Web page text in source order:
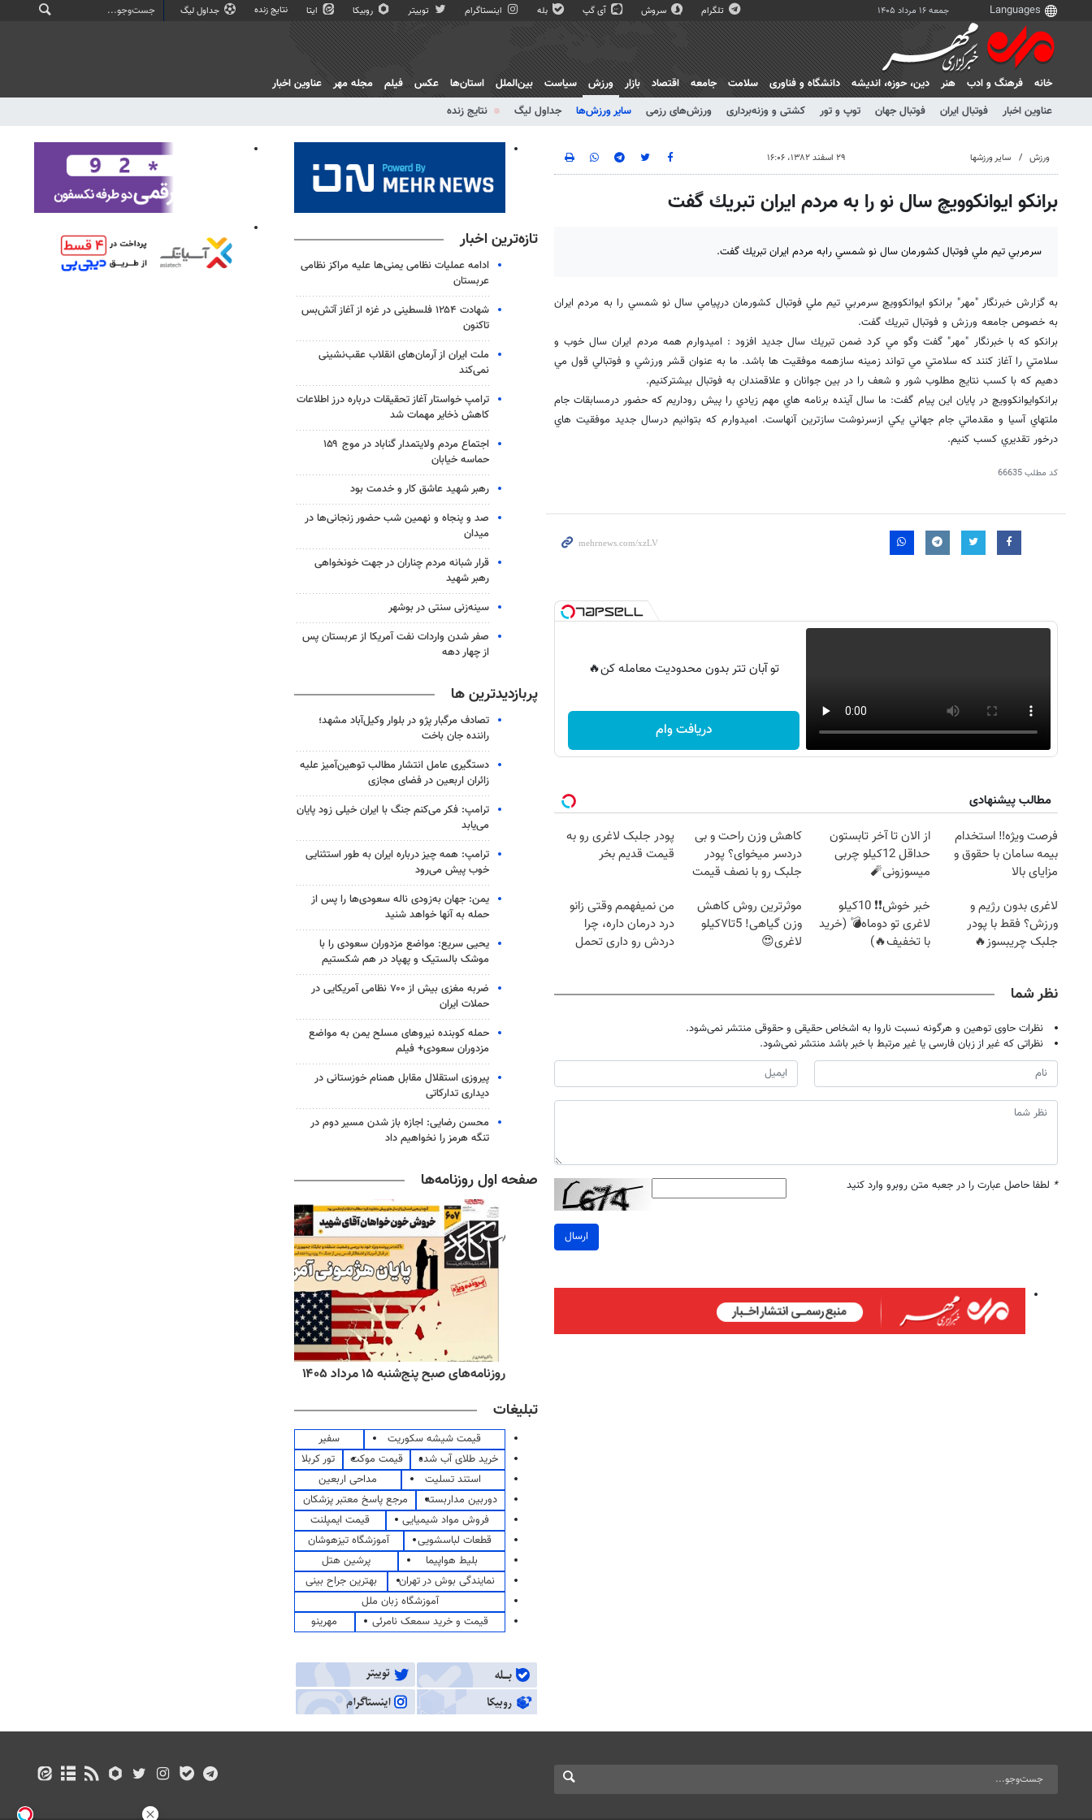
جمعه ۱۶ مرداد ۱۴۰۵ تلگرام سروش آی گپ بله اینستاگرام توییتر روبیکا ایتا نتایج زنده جداول لیگ
خانه فرهنگ و ادب هنر دين، حوزه، انديشه دانشگاه و فناوری سلامت جامعه اقتصاد بازار
ورزش
عناوین اخبار
فوتبال ایران فوتبال جهان توپ و تور کشتی و وزنه‌برداری ورزش‌های رزمی سایر ورزش‌ها جداول لیگ نتایج زنده
سیاست بین‌الملل استان‌ها عکس فیلم مجله مهر عناوین اخبار
ورزش سایر ورزشها ۲۹ اسفند ۱۳۸۲، ۱۶:۰۶
برانكو ايوانكوويچ سال نو را به مردم ايران تبريك گفت
سرمربي تيم ملي فوتبال كشورمان سال نو شمسي رابه مردم ايران تبريك گفت.
به گزارش خبرنگار "مهر" برانكو ايوانكوويچ سرمربي تيم ملي فوتبال كشورمان درپيامي سال نو شمسي را به مردم ايران
به خصوص جامعه ورزش و فوتبال تبريك گفت.
برانكو كه با خبرنگار "مهر" گفت وگو مي كرد ضمن تبريك سال جديد افزود : اميدوارم همه مردم ايران سال خوب و
سلامتي را آغاز كنند كه سلامتي مي تواند زمينه سازهمه موفقيت ها باشد. ما به عنوان قشر ورزشي و فوتبالي قول مي
دهيم كه با كسب نتايج مطلوب شور و شعف را در بين جوانان و علاقمندان به فوتبال بيشتركنيم.
برانكوايوانكوويچ در پايان اين پيام گفت: ما سال آينده برنامه هاي مهم زيادي را پيش روداريم كه حضور درمسابقات جام
ملتهاي آسيا و مقدماتي جام جهاني يكي ازسرنوشت سازترين آنهاست. اميدوارم كه بتوانيم درسال جديد موفقيت هاي
درخور تقديري كسب كنيم.
کد مطلب66635
تو آبان تتر بدون محدودیت معامله کن🔥
دریافت وام
مطالب پیشنهادی
فرصت ویژه‼️ استخدام
بیمه سامان با حقوق و
مزایای بالا
از الان تا آخر تابستون
حداقل 12کیلو چربی
میسوزونی🧨
کاهش وزن راحت و بی
دردسر میخوای؟ پودر
جلبک رو با نصف قیمت
پودر جلبک لاغری رو به
قیمت قدیم بخر
لاغری بدون رژیم و
ورزش؟ فقط با پودر
جلبک چریبسوز🔥
خبر خوش❗❗ 10کیلو
لاغری تو دوماه💣 (خرید
با تخفیف🔥)
موثرترین روش کاهش
وزن گیاهی! 5تا۷کیلو
لاغری😍
من نمیفهمم وقتی زانو
درد درمان داره، چرا
دردش رو داری تحمل
نظر شما
نظرات حاوی توهین و هرگونه نسبت ناروا به اشخاص حقیقی و حقوقی منتشر نمی‌شود.
نظراتی که غیر از زبان فارسی یا غیر مرتبط با خبر باشد منتشر نمی‌شود.
* لطفا حاصل عبارت را در جعبه متن روبرو وارد کنید
ارسال
تازه‌ترین اخبار
ادامه عملیات نظامی یمنی‌ها علیه مراکز نظامی
عربستان
شهادت ۱۲۵۴ فلسطینی در غزه از آغاز آتش‌بس
تاکنون
ملت ایران از آرمان‌های انقلاب عقب‌نشینی
نمی‌کند
ترامپ خواستار آغاز تحقیقات درباره درز اطلاعات
کاهش ذخایر مهمات شد
اجتماع مردم ولایتمدار گناباد در موج ۱۵۹
حماسه خیابان
رهبر شهید عاشق کار و خدمت بود
صد و پنجاه و نهمین شب حضور زنجانی‌ها در
میدان
قرار شبانه مردم چناران در جهت خونخواهی
رهبر شهید
سینه‌زنی سنتی در بوشهر
صفر شدن واردات نفت آمریکا از عربستان پس
از چهار دهه
پربازدیدترین ها
تصادف مرگبار پژو در بلوار وکیل‌آباد مشهد؛
راننده جان باخت
دستگیری عامل انتشار مطالب توهین‌آمیز علیه
زائران اربعین در فضای مجازی
ترامپ: فکر می‌کنم جنگ با ایران خیلی زود پایان
می‌یابد
ترامپ: همه چیز درباره ایران به طور استثنایی
خوب پیش می‌رود
یمن: جهان به‌زودی ناله سعودی‌ها را پس از
حمله به آنها خواهد شنید
یحیی سریع: مواضع مزدوران سعودی را با
موشک بالستیک و پهپاد در هم شکستیم
ضربه مغزی بیش از ۷۰۰ نظامی آمریکایی در
حملات ایران
حمله کوبنده نیروهای مسلح یمن به مواضع
مزدوران سعودی+ فیلم
پیروزی استقلال مقابل همنام خوزستانی در
دیداری تدارکاتی
محسن رضایی: اجازه باز شدن مسیر دوم در
تنگه هرمز را نخواهیم داد
صفحه اول روزنامه‌ها
روزنامه‌های صبح پنج‌شنبه ۱۵ مرداد ۱۴۰۵
تبلیغات
قیمت شیشه سکوریت
سفیر
خرید طلای آب شده
قیمت موکت
تور کربلا
استند تسلیت
مداحی اربعین
دوربین مداربسته
مرجع پاسخ معتبر پزشکان
فروش مواد شیمیایی
قیمت ایمپلنت
قطعات لباسشویی
آموزشگاه تیزهوشان
بلیط هواپیما
پرشین هتل
نمایندگی بوش در تهران
بهترین جراح بینی
آموزشگاه زبان ملل
قیمت و خرید سمعک نامرئی
مهرینو